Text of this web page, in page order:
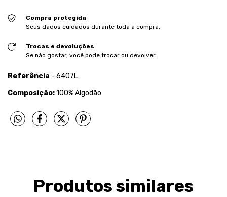
Compra protegida
Seus dados cuidados durante toda a compra.
Trocas e devoluções
Se não gostar, você pode trocar ou devolver.
Referência - 6407L
Composição:100% Algodão
Produtos similares